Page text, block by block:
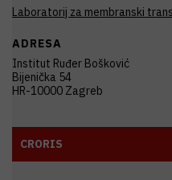
Laboratorij za membranski
ADRESA
Institut Ruđer Bošković
Bijenička 54
HR-10000 Zagreb
CRORIS